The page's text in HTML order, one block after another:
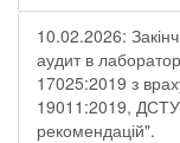
10.02.2026:
аудит в
17025:2019 з
19011:2019,
рекомендацій".